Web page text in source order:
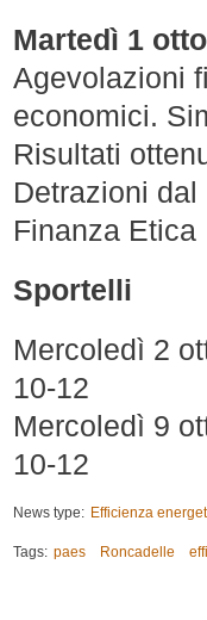
Martedì 1
Agevolazioni
economici.
Risultati
Detrazioni
Finanza
Sportelli
Mercoledì 2
10-12
Mercoledì 9
10-12
News type: Efficienza
Tags: paes Roncadelle